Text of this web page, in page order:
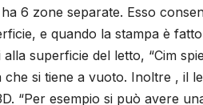
6 zone separate. Esso
e quando la stampa è
superficie del letto, “Cim
si tiene a vuoto. Inoltre , il
“Per esempio si può avere